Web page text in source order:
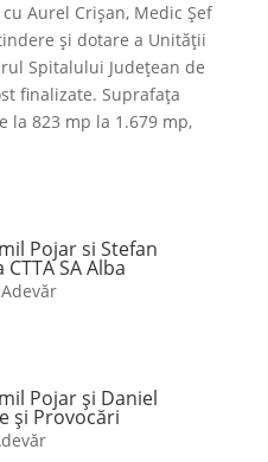
Aurel Crișan, Medic Șef
și dotare a Unității
Spitalului Județean de
finalizate. Suprafața
la 823 mp la 1.679 mp,
Pojar si Stefan
SA Alba
Pojar și Daniel
și Provocări